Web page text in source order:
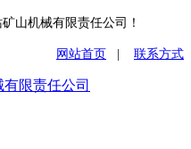
山机械有限责任公司！
网站首页 联系方式